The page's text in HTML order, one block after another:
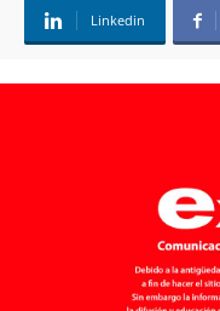
Linkedin